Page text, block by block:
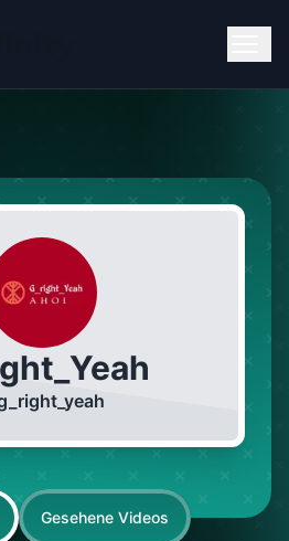
Gesehene Videos